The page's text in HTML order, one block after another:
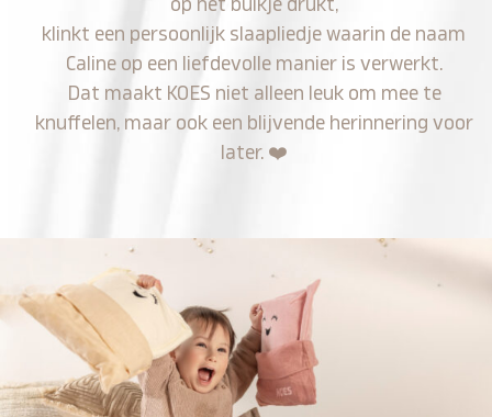
op het buikje drukt,
klinkt een persoonlijk slaapliedje waarin de naam
Caline op een liefdevolle manier is verwerkt.
Dat maakt KOES niet alleen leuk om mee te
knuffelen, maar ook een blijvende herinnering voor
later. ❤️